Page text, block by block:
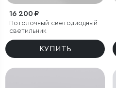
16 200 ₽
Потолочный светодиодный
светильник
КУПИТЬ